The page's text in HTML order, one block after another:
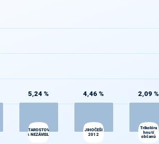
5,24 %
STAROSTOVÉ
A NEZÁVISLÍ
4,46 %
JIHOČEŠI
2012
2,09 %
Trikolóra
hnutí
občanů